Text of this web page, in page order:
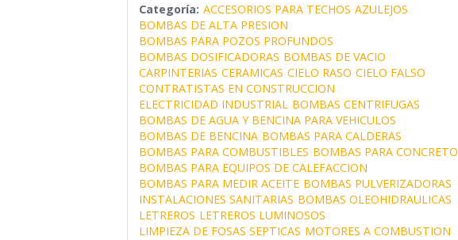
Categoría: ACCESORIOS PARA TECHOS AZULEJOS
BOMBAS DE ALTA PRESION
BOMBAS PARA POZOS PROFUNDOS
BOMBAS DOSIFICADORAS BOMBAS DE VACIO
CARPINTERIAS CERAMICAS CIELO RASO CIELO FALSO
CONTRATISTAS EN CONSTRUCCION
ELECTRICIDAD INDUSTRIAL BOMBAS CENTRIFUGAS
BOMBAS DE AGUA Y BENCINA PARA VEHICULOS
BOMBAS DE BENCINA BOMBAS PARA CALDERAS
BOMBAS PARA COMBUSTIBLES BOMBAS PARA CONCRETO
BOMBAS PARA EQUIPOS DE CALEFACCION
BOMBAS PARA MEDIR ACEITE BOMBAS PULVERIZADORAS
INSTALACIONES SANITARIAS BOMBAS OLEOHIDRAULICAS
LETREROS LETREROS LUMINOSOS
LIMPIEZA DE FOSAS SEPTICAS MOTORES A COMBUSTION